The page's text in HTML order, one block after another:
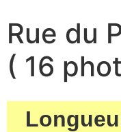
Rue du
( 16